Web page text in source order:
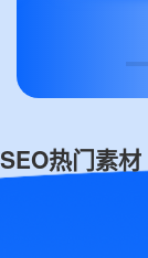
SEO热门素材